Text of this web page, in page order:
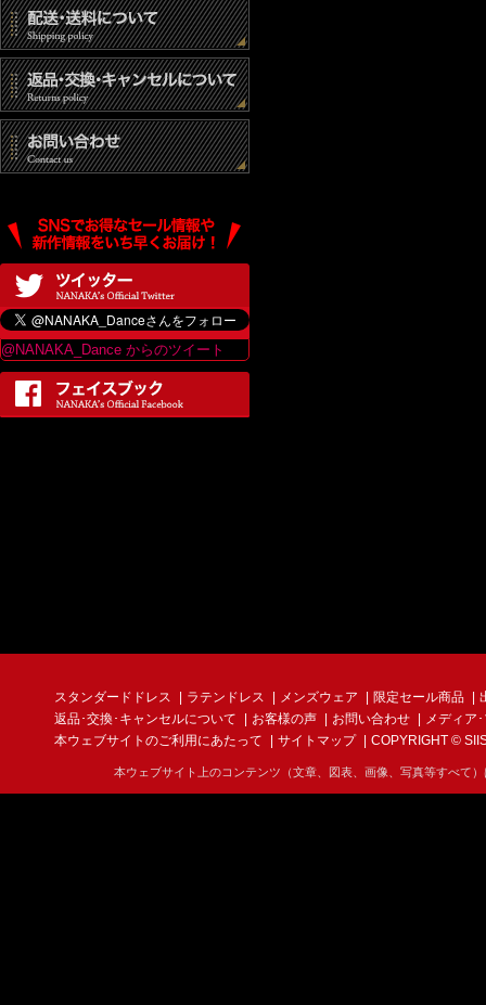
@NANAKA_Dance からのツイート
スタンダードドレス ラテンドレス メンズウェア 限定セール商品
返品･交換･キャンセルについて
お客様の声 お問い合わせ
メディア
本ウェブサイトのご利用にあたって
サイトマップ COPYRIGHT ©
本ウェブサイト上のコンテンツ（文章、図表、画像、写真等すべて